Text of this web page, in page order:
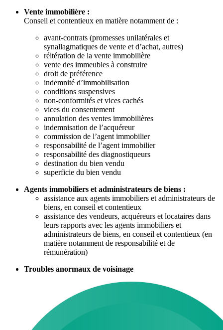
Vente immobilière :
Conseil et contentieux en matière notamment de :
avant-contrats (promesses unilatérales et
synallagmatiques de vente et d’achat, autres)
réitération de la vente immobilière
vente des immeubles à construire
droit de préférence
indemnité d’immobilisation
conditions suspensives
non-conformités et vices cachés
vices du consentement
annulation des ventes immobilières
indemnisation de l’acquéreur
commission de l’agent immobilier
responsabilité de l’agent immobilier
responsabilité des diagnostiqueurs
destination du bien vendu
superficie du bien vendu
Agents immobiliers et administrateurs de biens :
assistance aux agents immobiliers et administrateurs de
biens, en conseil et contentieux
assistance des vendeurs, acquéreurs et locataires dans
leurs rapports avec les agents immobiliers et
administrateurs de biens, en conseil et contentieux (en
matière notamment de responsabilité et de
rémunération)
Troubles anormaux de voisinage